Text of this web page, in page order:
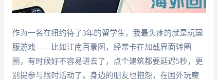
作为一名在纽约待了3年的留学生，我最头疼的就是玩国
服游戏——比如江南百景图，经常卡在加载界面转圈
圈，有时候好不容易进去了，点个建筑都要延迟5秒，更
别提参与限时活动了。身边的朋友也抱怨，在国外玩魔